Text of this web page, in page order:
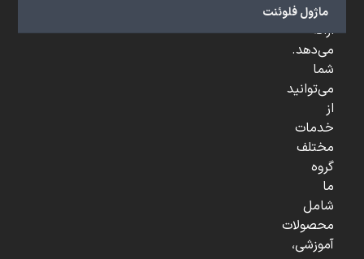
ماژول فلوئنت
...
ارائه
می‌دهد.
شما
می‌توانید
از
خدمات
مختلف
گروه
ما
شامل
محصولات
آموزشی،